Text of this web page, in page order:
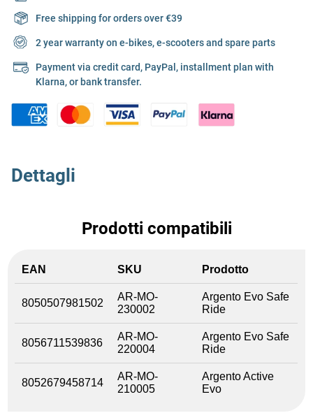
Free shipping for orders over €39
2 year warranty on e-bikes, e-scooters and spare parts
Payment via credit card, PayPal, installment plan with
Klarna, or bank transfer.
Dettagli
Prodotti compatibili
EAN SKU Prodotto
8050507981502
AR-MO-
230002
Argento Evo Safe
Ride
8056711539836
AR-MO-
220004
Argento Evo Safe
Ride
8052679458714
AR-MO-
210005
Argento Active
Evo